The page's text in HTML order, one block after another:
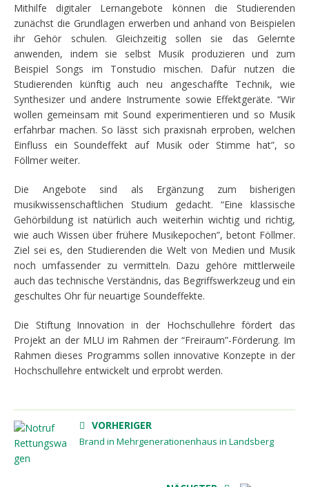
Mithilfe digitaler Lernangebote können die Studierenden
zunächst die Grundlagen erwerben und anhand von Beispielen
ihr Gehör schulen. Gleichzeitig sollen sie das Gelernte
anwenden, indem sie selbst Musik produzieren und zum
Beispiel Songs im Tonstudio mischen. Dafür nutzen die
Studierenden künftig auch neu angeschaffte Technik, wie
Synthesizer und andere Instrumente sowie Effektgeräte. “Wir
wollen gemeinsam mit Sound experimentieren und so Musik
erfahrbar machen. So lässt sich praxisnah erproben, welchen
Einfluss ein Soundeffekt auf Musik oder Stimme hat”, so
Föllmer weiter.
Die Angebote sind als Ergänzung zum bisherigen
musikwissenschaftlichen Studium gedacht. “Eine klassische
Gehörbildung ist natürlich auch weiterhin wichtig und richtig,
wie auch Wissen über frühere Musikepochen”, betont Föllmer.
Ziel sei es, den Studierenden die Welt von Medien und Musik
noch umfassender zu vermitteln. Dazu gehöre mittlerweile
auch das technische Verständnis, das Begriffswerkzeug und ein
geschultes Ohr für neuartige Soundeffekte.
Die Stiftung Innovation in der Hochschullehre fördert das
Projekt an der MLU im Rahmen der “Freiraum”-Förderung. Im
Rahmen dieses Programms sollen innovative Konzepte in der
Hochschullehre entwickelt und erprobt werden.
VORHERIGER
Brand in Mehrgenerationenhaus in Landsberg